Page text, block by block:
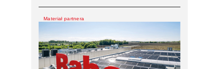
Materiał partnera